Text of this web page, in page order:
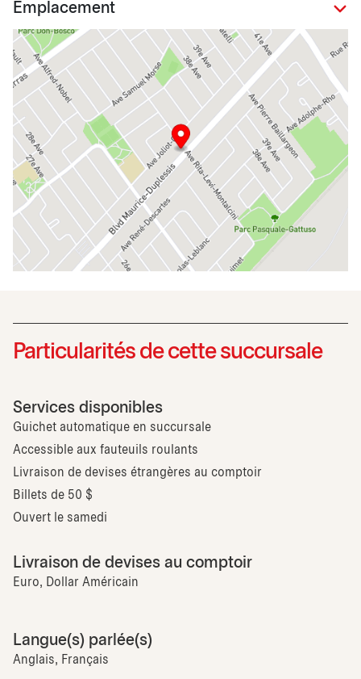
Emplacement
Particularités de cette succursale
Services disponibles
Guichet automatique en succursale
Accessible aux fauteuils roulants
Livraison de devises étrangères au comptoir
Billets de 50 $
Ouvert le samedi
Livraison de devises au comptoir
Euro, Dollar Américain
Langue(s) parlée(s)
Anglais, Français